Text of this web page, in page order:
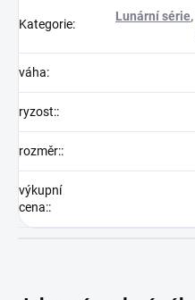
Kategorie:
Lunární série,
váha:
ryzost::
rozměr::
výkupní
cena::